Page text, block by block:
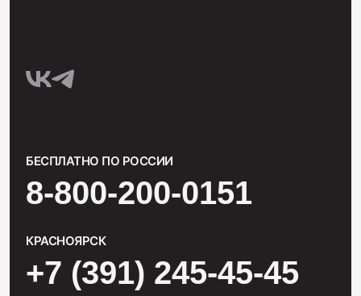
БЕСПЛАТНО ПО РОССИИ
8-800-200-0151
КРАСНОЯРСК
+7 (391) 245-45-45